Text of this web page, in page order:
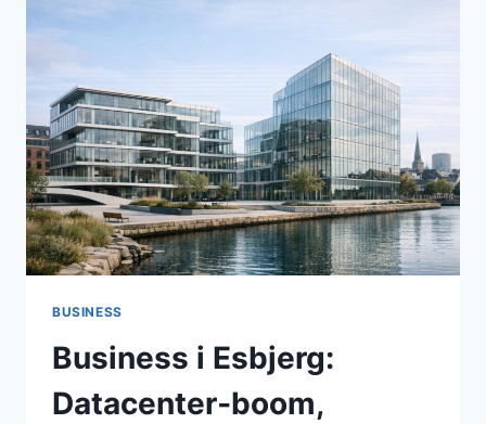
BUSINESS
Business i Esbjerg:
Datacenter‑boom,